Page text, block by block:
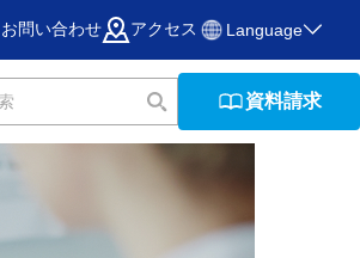
お問い合わせ アクセス Language
資料請求